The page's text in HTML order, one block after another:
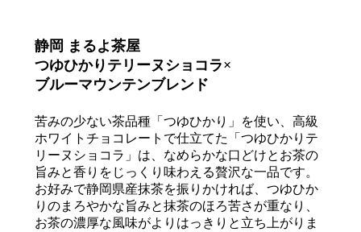
静岡 まるよ茶屋
つゆひかりテリーヌショコラ×
ブルーマウンテンブレンド
苦みの少ない茶品種「つゆひかり」を使い、高級
ホワイトチョコレートで仕立てた「つゆひかりテ
リーヌショコラ」は、なめらかな口どけとお茶の
旨みと香りをじっくり味わえる贅沢な一品です。
お好みで静岡県産抹茶を振りかければ、つゆひか
りのまろやかな旨みと抹茶のほろ苦さが重なり、
お茶の濃厚な風味がよりはっきりと立ち上がりま